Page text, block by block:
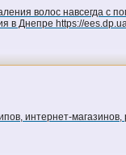
волос навсегда с
в Днепре https://
интернет-